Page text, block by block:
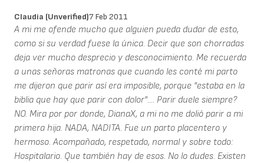
Claudia (unverified)7 Feb 2011
A mi me ofende mucho que alguien pueda dudar de esto,
como si su verdad fuese la única. Decir que son chorradas
deja ver mucho desprecio y desconocimiento. Me recuerda
a unas señoras matronas que cuando les conté mi parto
me dijeron que parir así era imposible, porque "estaba en la
biblia que hay que parir con dolor".... Parir duele siempre?
NO. Mira por por donde, DianaX, a mi no me dolió parir a mi
primera hija. NADA, NADITA. Fue un parto placentero y
hermoso. Acompañado, respetado, normal y sobre todo:
Hospitalario. Que también hay de esos. No lo dudes. Existen